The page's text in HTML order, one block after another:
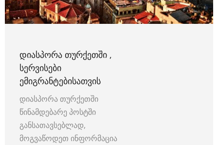
ᲓᲘᲐᲡᲞᲝᲠᲐ ᲗᲣᲠᲥᲔᲗᲨᲘ ,
ᲡᲔᲠᲕᲘᲡᲔᲑᲘ
ᲔᲛᲘᲒᲠᲐᲜᲢᲔᲑᲘᲡᲐᲗᲕᲘᲡ
დიასპორა თურქეთში
წინამდებარე პოსტში
განსათავსებლად,
მოგვაწოდეთ ინფორმაცია